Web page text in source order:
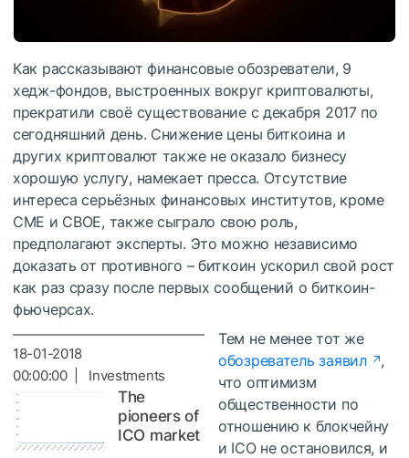
Как рассказывают финансовые обозреватели, 9
хедж-фондов, выстроенных вокруг криптовалюты,
прекратили своё существование с декабря 2017 по
сегодняшний день. Снижение цены биткоина и
других криптовалют также не оказало бизнесу
хорошую услугу, намекает пресса. Отсутствие
интереса серьёзных финансовых институтов, кроме
CME и CBOE, также сыграло свою роль,
предполагают эксперты. Это можно независимо
доказать от противного – биткоин ускорил свой рост
как раз сразу после первых сообщений о биткоин-
фьючерсах.
18-01-2018
00:00:00 | Investments
The
pioneers of
ICO market
Тем не менее тот же
обозреватель заявил
,
что оптимизм
общественности по
отношению к блокчейну
и ICO не остановился, и